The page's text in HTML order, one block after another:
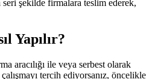
şekilde firmalara teslim ederek,
Yapılır?
aracılığı ile veya serbest olarak
tercih ediyorsanız, öncelikle